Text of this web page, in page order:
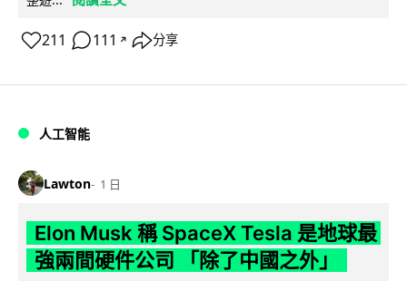
211 111 ↗ 分享
人工智能
Lawton 1 日
Elon Musk 稱 SpaceX Tesla 是地球最
強兩間硬件公司 「除了中國之外」